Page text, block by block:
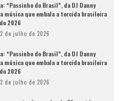
“Passinho do Brasil”, da DJ Danny
música que embala a torcida brasileira
2026
2 de julho de 2026
“Passinho do Brasil”, da DJ Danny
música que embala a torcida brasileira
2026
2 de julho de 2026